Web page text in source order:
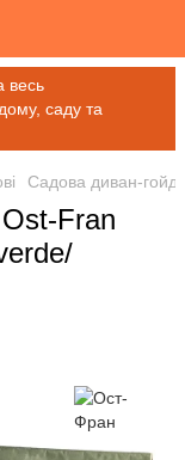
саду та
Садова диван-
Fran